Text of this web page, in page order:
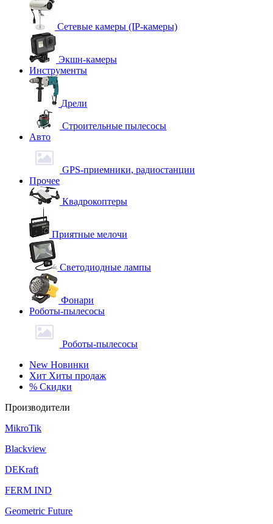
Сетевые камеры (IP-камеры)
Экшн-камеры
Инструменты
Дрели
Строительные пылесосы
Авто
GPS-приемники, радиостанции
Прочее
Квадрокоптеры
Приятные мелочи
Светодиодные лампы
Фонари
Роботы-пылесосы
Роботы-пылесосы
New Новинки
Хит Хиты продаж
% Скидки
Производители
MikroTik
Blackview
DEKraft
FERM IND
Geometric Future